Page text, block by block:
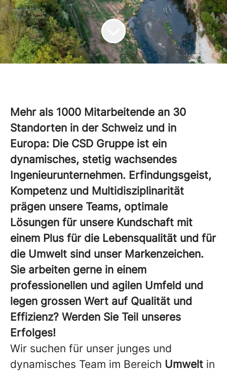
Mehr als 1000 Mitarbeitende an 30
Standorten in der Schweiz und in
Europa: Die CSD Gruppe ist ein
dynamisches, stetig wachsendes
Ingenieurunternehmen. Erfindungsgeist,
Kompetenz und Multidisziplinarität
prägen unsere Teams, optimale
Lösungen für unsere Kundschaft mit
einem Plus für die Lebensqualität und für
die Umwelt sind unser Markenzeichen.
Sie arbeiten gerne in einem
professionellen und agilen Umfeld und
legen grossen Wert auf Qualität und
Effizienz? Werden Sie Teil unseres
Erfolges!
Wir suchen für unser junges und
dynamisches Team im Bereich Umwelt in